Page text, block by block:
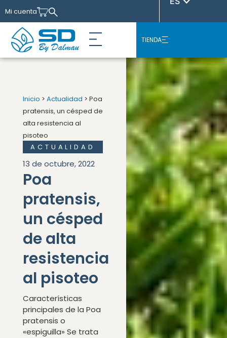
Mi cuenta
TIENDA
Inicio > Actualidad > Poa
pratensis, un césped de
alta resistencia al
pisoteo
ACTUALIDAD
13 de octubre, 2022
Poa
pratensis,
un césped
de alta
resistencia
al pisoteo
Características
principales de la Poa
pratensis o
«espiguilla» Se trata